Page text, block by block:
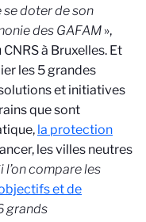
se doter de son
des GAFAM »,
à Bruxelles. Et
les 5 grandes
et initiatives
que sont
la protection
les villes neutres
l’on compare les
et de
grands